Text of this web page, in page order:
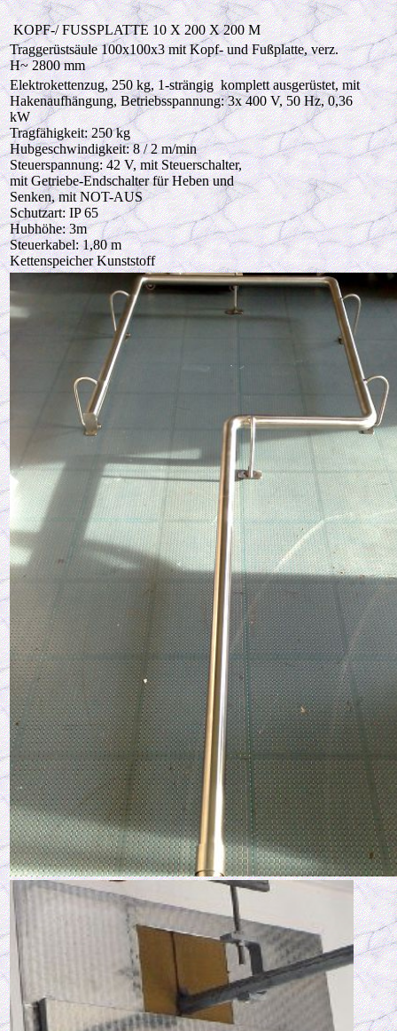
KOPF-/ FUSSPLATTE 10 X 200 X 200 M
Traggerüstsäule 100x100x3 mit Kopf- und Fußplatte, verz.
H~ 2800 mm
Elektrokettenzug, 250 kg, 1-strängig komplett ausgerüstet, mit
Hakenaufhängung, Betriebsspannung: 3x 400 V, 50 Hz, 0,36
kW
Tragfähigkeit: 250 kg
Hubgeschwindigkeit: 8 / 2 m/min
Steuerspannung: 42 V, mit Steuerschalter,
mit Getriebe-Endschalter für Heben und
Senken, mit NOT-AUS
Schutzart: IP 65
Hubhöhe: 3m
Steuerkabel: 1,80 m
Kettenspeicher Kunststoff